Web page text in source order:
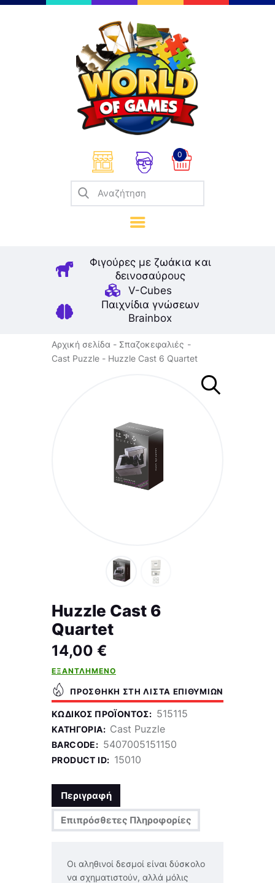
0
Φιγούρες με ζωάκια και
δεινοσαύρους
V-Cubes
Παιχνίδια γνώσεων
Brainbox
Επιτραπέζια
Παζλ
Παιχνίδια Καρτών
Σπαζοκεφαλιές
Κατασκευές
Καλλιτεχνικά
Μοντελισμός
Βιβλία
Παιχνίδια Ρόλων
Αρχική σελίδα
Σπαζοκεφαλιές
Cast Puzzle
Huzzle Cast 6 Quartet
Huzzle Cast 6
Quartet
14,00 €
ΕΞΑΝΤΛΗΜΈΝΟ
ΠΡΟΣΘΉΚΗ ΣΤΗ ΛΊΣΤΑ ΕΠΙΘΥΜΙΏΝ
ΚΩΔΙΚΌΣ ΠΡΟΪΌΝΤΟΣ: 515115
ΚΑΤΗΓΟΡΊΑ: Cast Puzzle
BARCODE: 5407005151150
PRODUCT ID: 15010
Περιγραφή
Επιπρόσθετες Πληροφορίες
Οι αληθινοί δεσμοί είναι δύσκολο
να σχηματιστούν, αλλά μόλις